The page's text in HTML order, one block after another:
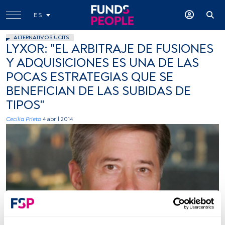
ES
ALTERNATIVOS UCITS
LYXOR: "EL ARBITRAJE DE FUSIONES
Y ADQUISICIONES ES UNA DE LAS
POCAS ESTRATEGIAS QUE SE
BENEFICIAN DE LAS SUBIDAS DE
TIPOS"
Cecilia Prieto 4 abril 2014
Foto cedida